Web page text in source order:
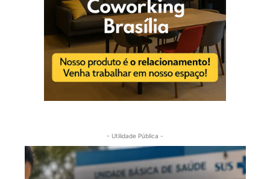
- Utilidade Pública -